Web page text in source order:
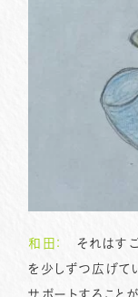
和田：
それはすご
を少しずつ広げて